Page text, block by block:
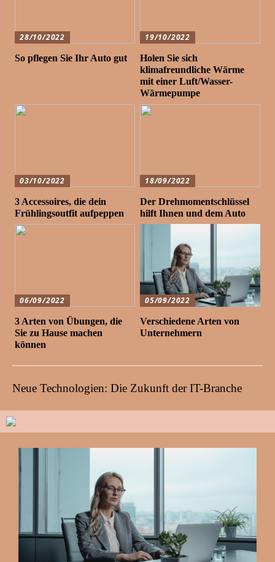
28/10/2022
So pflegen Sie Ihr Auto gut
19/10/2022
Holen Sie sich
klimafreundliche Wärme
mit einer Luft/Wasser-
Wärmepumpe
03/10/2022
3 Accessoires, die dein
Frühlingsoutfit aufpeppen
18/09/2022
Der Drehmomentschlüssel
hilft Ihnen und dem Auto
06/09/2022
3 Arten von Übungen, die
Sie zu Hause machen
können
05/09/2022
Verschiedene Arten von
Unternehmern
Neue Technologien: Die Zukunft der IT-Branche